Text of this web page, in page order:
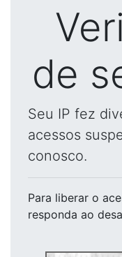
de
Seu IP fez
acessos
conosco.
Para liberar o
responda ao